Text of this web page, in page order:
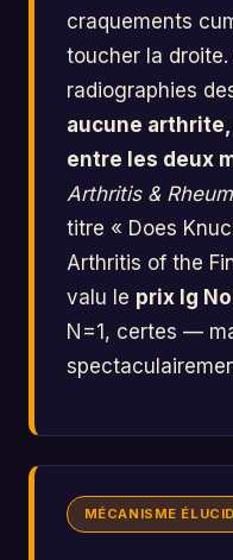
craquements
toucher la
radiographies
aucune
entre les deux
Arthritis &
titre « Does
Arthritis of the
valu le prix Ig
N=1, certes —
MÉCANISME